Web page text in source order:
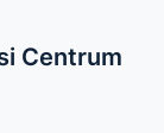
Centrum